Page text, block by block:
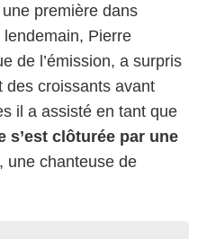
première dans
lendemain, Pierre
de l’émission, a surpris
des croissants avant
il a assisté en tant que
s’est clôturée par une
, une chanteuse de